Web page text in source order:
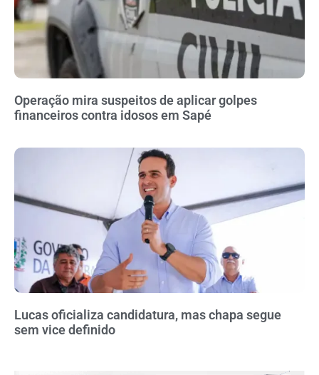
Operação mira suspeitos de aplicar golpes
financeiros contra idosos em Sapé
Lucas oficializa candidatura, mas chapa segue
sem vice definido